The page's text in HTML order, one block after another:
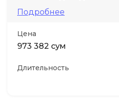
Подробнее
Цена
973 382 сум
Длительность